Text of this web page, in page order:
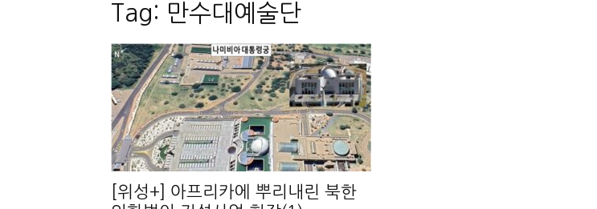
Tag: 만수대예술단
[위성+] 아프리카에 뿌리내린 북한